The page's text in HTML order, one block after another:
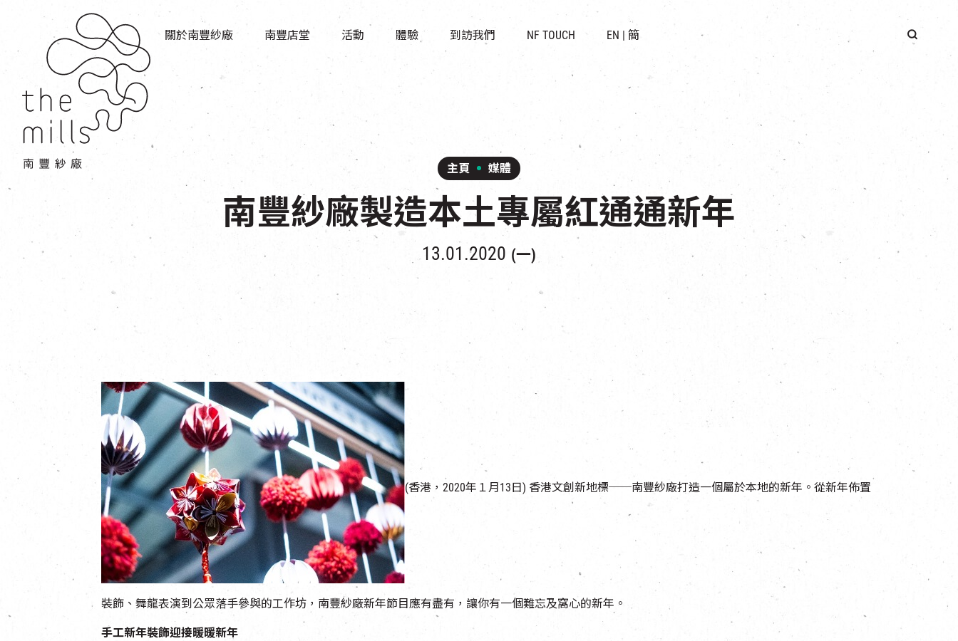
關於南豐紗廠
傳承與歷史
願景
媒體中心
南豐店堂
商店
活動
所有活動
世界之約
體驗
走進南豐紗廠
CHAT六廠
到訪我們
開放時間及位置
穿梭巴士服務
NF TOUCH EN | 簡
主頁 媒體
南豐紗廠製造本土專屬紅通通新年
13.01.2020 (一)
(香港，2020年１月13日) 香港文創新地標──南豐紗廠打造一個屬於本地的新年。從新年佈置
裝飾、舞龍表演到公眾落手參與的工作坊，南豐紗廠新年節目應有盡有，讓你有一個難忘及窩心的新年。
手工新年裝飾迎接暖暖新年